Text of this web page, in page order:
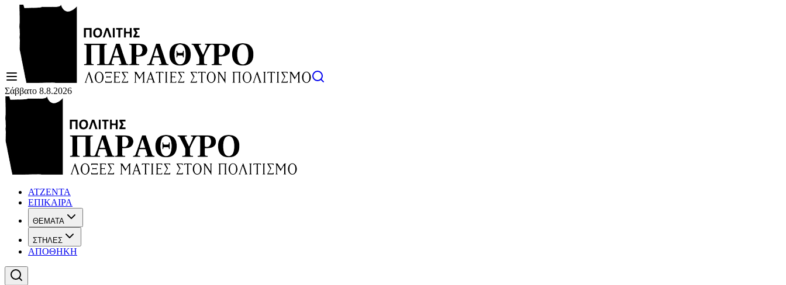
Σάββατο 8.8.2026
ΑΤΖΕΝΤΑ
ΕΠΙΚΑΙΡΑ
ΘΕΜΑΤΑ
ΣΤΗΛΕΣ
ΑΠΟΘΗΚΗ